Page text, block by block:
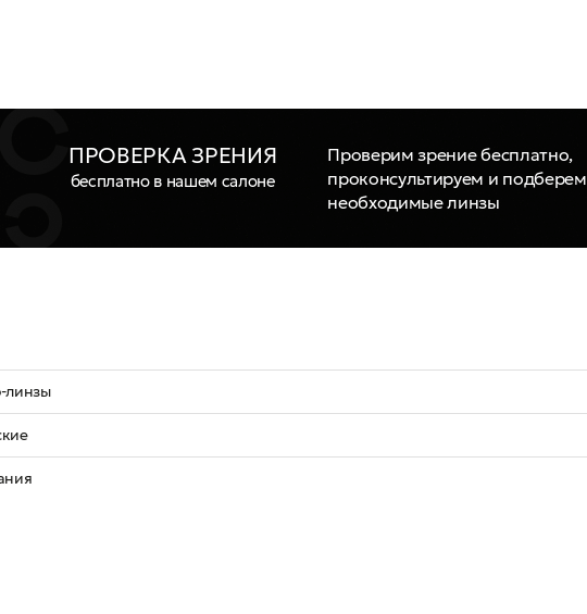
ПРОВЕРКА ЗРЕНИЯ
бесплатно в нашем салоне
Проверим зрение бесплатно,
проконсультируем и подберем
необходимые линзы
линзы